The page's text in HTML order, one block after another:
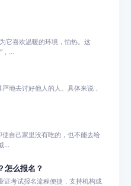
它喜欢温暖的环境，怕热。这
，...
地去讨好他人的人。‌具体来说，
使自己家里没有吃的，也不能去给
...
怎么报名？
证考试报名流程便捷，支持机构或